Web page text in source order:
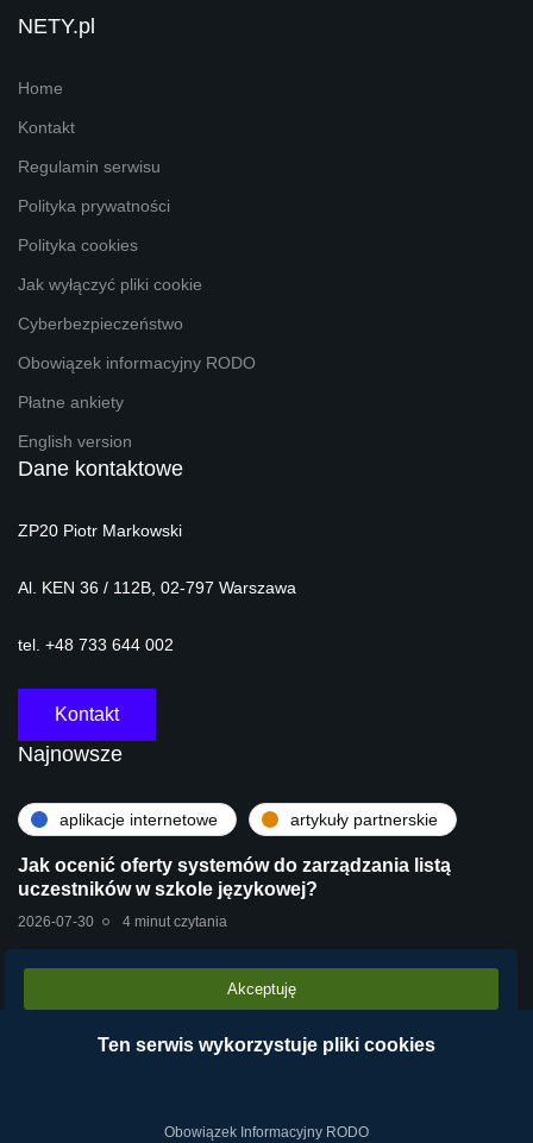
NETY.pl
Home
Kontakt
Regulamin serwisu
Polityka prywatności
Polityka cookies
Jak wyłączyć pliki cookie
Cyberbezpieczeństwo
Obowiązek informacyjny RODO
Płatne ankiety
English version
Dane kontaktowe
ZP20 Piotr Markowski
Al. KEN 36 / 112B, 02-797 Warszawa
tel. +48 733 644 002
Kontakt
Najnowsze
aplikacje internetowe artykuły partnerskie
Jak ocenić oferty systemów do zarządzania listą
uczestników w szkole językowej?
2026-07-30 4 minut czytania
technologie
Stara centrala vs Wirtualna Centrala Telefoniczna
Akceptuję
Ten serwis wykorzystuje pliki cookies
Obowiązek Informacyjny RODO